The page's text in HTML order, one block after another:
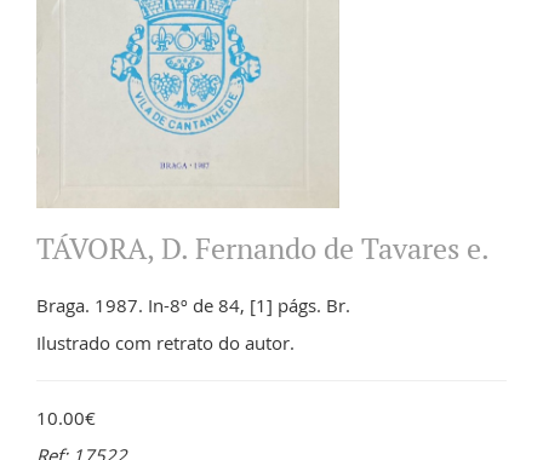
TÁVORA, D. Fernando de Tavares e.
Braga. 1987. In-8º de 84, [1] págs. Br.
Ilustrado com retrato do autor.
10.00€
Ref: 17522